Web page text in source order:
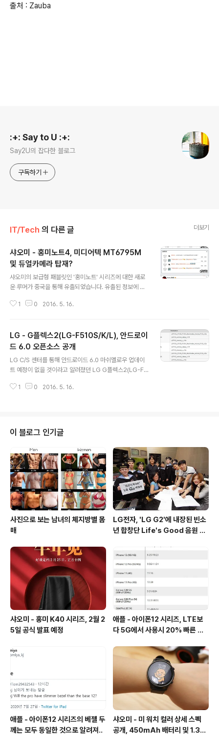
출처 : Zauba
:+: Say to U :+:
Say2U의 잡다한 블로그
구독하기
IT/Tech 의 다른 글 더보기
샤오미 - 홍미노트4, 미디어텍 MT6795M
및 듀얼카메라 탑재?
샤오미의 보급형 패블릿인 '홍미노트' 시리즈에 대한 새로
운 루머가 중국을 통해 유출되었습니다. 유출된 정보에 따
o X20(MT6795M)를 탑재하여 현재 Helio X10(MT6
1080)일 것으로 예상하고 있습니다. 또한, 싱글카메라 모
델이 기본이지만 고급형의 경우 화웨이 P9와 마찬가지로
1300만 화소 듀얼 카메라가 탑재될 것으로 알려졌습니다.
* 미디어텍 Helio X20과 화웨이 P9의 기린 955가 엇비
슷한 성능이므로, 만약 위 스펙과 홍미시리즈답게 저렴한
가격으로 홍미노트4가 출시된다면.... 화웨이 P9는 애매한
1 0 2016. 5. 16.
LG - G플렉스2(LG-F510S/K/L), 안드로이
드 6.0 오픈소스 공개
LG C/S 센터를 통해 안드로이드 6.0 마쉬멜로우 업데이
트 예정이 없을 것이라고 알려졌던 LG G플렉스2(LG-F5
로우 오픈 소스가 공개되었습니다. 이를 통해 스냅드래곤
르넘버 v20a가 적용될 예정입니다. 또한, G플렉스2의 안
드로이드 6.0 업데이트에도 G3 / G4와 마찬가지로 마쉬
멜로우만의 고유 기능인 앱권한 강화와 향상된 배터리 관
리 기능인 Doze, 최적화된 노크 코드 및 강화된 보안등이
포함될 예정이며, 최근 G5를 통해 선보인 LG UX 5.0..
1 0 2016. 5. 16.
이 블로그 인기글
사진으로 보는 남녀의 체지방별 몸
매
LG전자, 'LG G2'에 내장된 빈소
년 합창단 Life's Good 음원 공
샤오미 - 홍미 K40 시리즈, 2월 2
5일 공식 발표 예정
애플 - 아이폰12 시리즈, LTE보
다 5G에서 사용시 20% 빠른 배
애플 - 아이폰12 시리즈의 베젤 두
께는 모두 동일한 것으로 알려져..
샤오미 - 미 워치 컬러 상세 스펙
공개, 450mAh 배터리 및 1.39